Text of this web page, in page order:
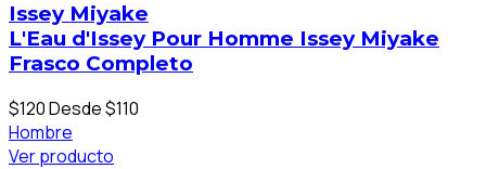
Issey Miyake
L'Eau d'Issey Pour Homme Issey Miyake
Frasco Completo
$120Desde $110
Hombre
Ver producto